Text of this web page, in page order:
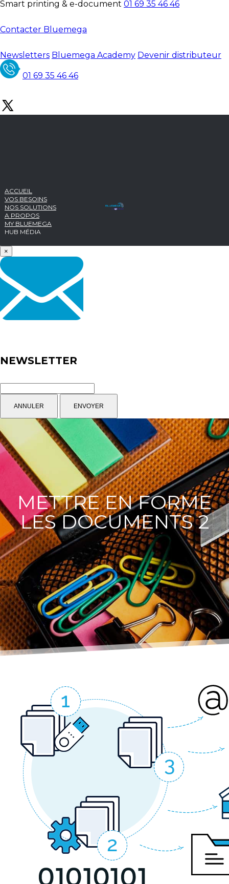
Smart printing & e-document 01 69 35 46 46
Contacter Bluemega
Newsletters Bluemega Academy Devenir distributeur
01 69 35 46 46
ACCUEIL
VOS BESOINS
NOS SOLUTIONS
A PROPOS
MY BLUEMEGA
HUB MÉDIA
×
NEWSLETTER
METTRE EN FORME
LES DOCUMENTS 2